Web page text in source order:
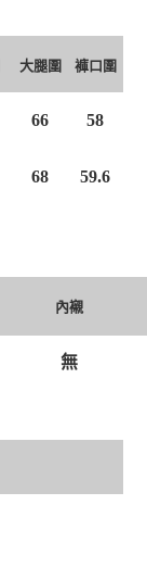
大腿圍 褲口圍
66 58
68 59.6
內襯
無